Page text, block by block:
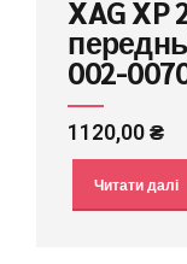
XAG XP
002-
1120,00₴
Читати далі